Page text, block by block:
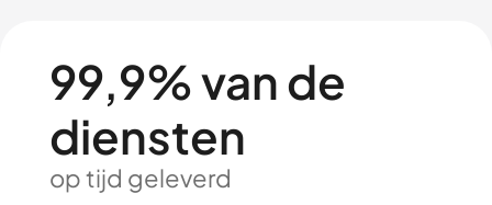
99,9% van de
diensten
op tijd geleverd